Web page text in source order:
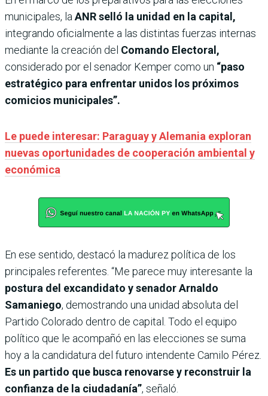
municipales, laANR selló la unidad en la capital,
integrando oficialmente a las distintas fuerzas internas
mediante la creación del Comando Electoral,
considerado por el senador Kemper como un “paso
estratégico para enfrentar unidos los próximos
comicios municipales”.
Le puede interesar: Paraguay y Alemania exploran
nuevas oportunidades de cooperación ambiental y
económica
En ese sentido, destacó la madurez política de los
principales referentes. “Me parece muy interesante la
postura del excandidato y senador Arnaldo
Samaniego, demostrando una unidad absoluta del
Partido Colorado dentro de capital. Todo el equipo
político que le acompañó en las elecciones se suma
hoy a la candidatura del futuro intendente Camilo Pérez.
Es un partido que busca renovarse y reconstruir la
confianza de la ciudadanía”, señaló.